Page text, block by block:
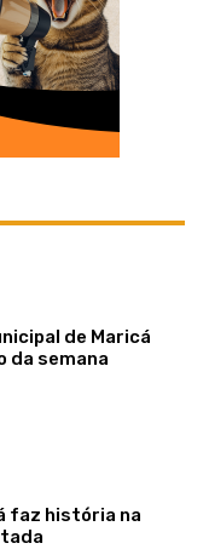
de Maricá
da semana
faz história na